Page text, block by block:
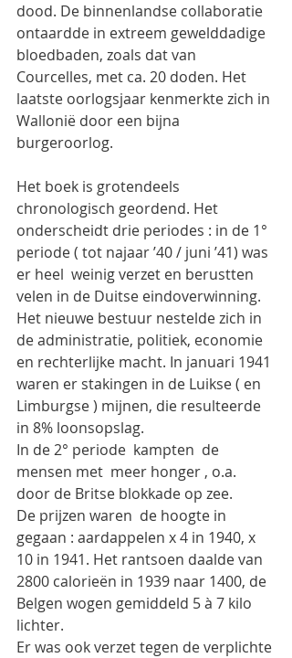
dood. De binnenlandse collaboratie
ontaardde in extreem gewelddadige
bloedbaden, zoals dat van
Courcelles, met ca. 20 doden. Het
laatste oorlogsjaar kenmerkte zich in
Wallonië door een bijna
burgeroorlog.
Het boek is grotendeels
chronologisch geordend. Het
onderscheidt drie periodes : in de 1°
periode ( tot najaar ’40 / juni ’41) was
er heel  weinig verzet en berustten
velen in de Duitse eindoverwinning.
Het nieuwe bestuur nestelde zich in
de administratie, politiek, economie
en rechterlijke macht. In januari 1941
waren er stakingen in de Luikse ( en
Limburgse ) mijnen, die resulteerde
in 8% loonsopslag.
In de 2° periode  kampten  de
mensen met  meer honger , o.a.
door de Britse blokkade op zee.
De prijzen waren  de hoogte in
gegaan : aardappelen x 4 in 1940, x
10 in 1941. Het rantsoen daalde van
2800 calorieën in 1939 naar 1400, de
Belgen wogen gemiddeld 5 à 7 kilo
lichter.
Er was ook verzet tegen de verplichte